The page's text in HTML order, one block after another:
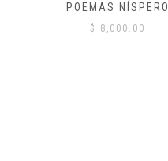
POEMAS NÍSPERO
$ 8,000.00